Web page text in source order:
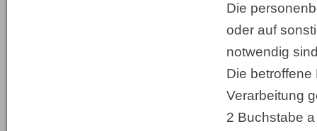
Die
oder auf
notwendig
Die betroffene
Verarbeitung
2 Buchstabe